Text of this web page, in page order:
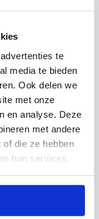
te
media te bieden
Ook delen we
met onze
en analyse. Deze
met andere
die ze hebben
hun services.